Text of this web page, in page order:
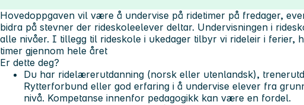
Hovedoppgaven vil være å undervise på ridetimer på fredager,
bidra på stevner der rideskoleelever deltar. Undervisningen i
alle nivåer. I tillegg til rideskole i ukedager tilbyr vi rideleir i ferier,
timer gjennom hele året
Er dette deg?
Du har ridelærerutdanning (norsk eller utenlandsk),
Rytterforbund eller god erfaring i å undervise elever fra
nivå. Kompetanse innenfor pedagogikk kan være en fordel.